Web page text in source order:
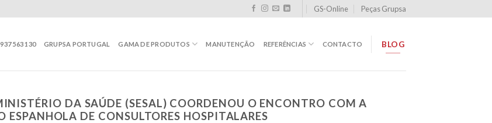
GS-Online Peças Grupsa
563 130 GRUPSA PORTUGAL GAMA DE PRODUTOS MANUTENÇÃO REFERÊNCIAS CONTACTO BLOG
DA SAÚDE (SESAL) COORDENOU O ENCONTRO COM A
ESPANHOLA DE CONSULTORES HOSPITALARES